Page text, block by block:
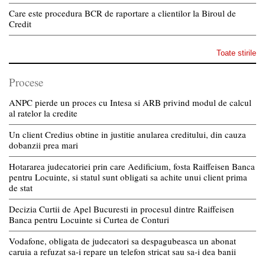
Care este procedura BCR de raportare a clientilor la Biroul de
Credit
Toate stirile
Procese
ANPC pierde un proces cu Intesa si ARB privind modul de calcul
al ratelor la credite
Un client Credius obtine in justitie anularea creditului, din cauza
dobanzii prea mari
Hotararea judecatoriei prin care Aedificium, fosta Raiffeisen Banca
pentru Locuinte, si statul sunt obligati sa achite unui client prima
de stat
Decizia Curtii de Apel Bucuresti in procesul dintre Raiffeisen
Banca pentru Locuinte si Curtea de Conturi
Vodafone, obligata de judecatori sa despagubeasca un abonat
caruia a refuzat sa-i repare un telefon stricat sau sa-i dea banii